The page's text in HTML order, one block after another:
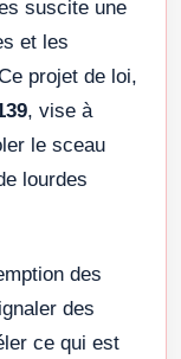
suscite une
et les
projet de loi,
, vise à
le sceau
lourdes
des
des
ce qui est